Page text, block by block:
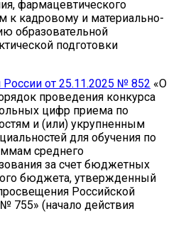
фармацевтического
к кадровому и материально-
образовательной
подготовки
от 25.11.2025 № 852 «О
проведения конкурса
цифр приема по
и (или) укрупненным
для обучения по
среднего
за счет бюджетных
бюджета, утвержденный
Российской
755» (начало действия